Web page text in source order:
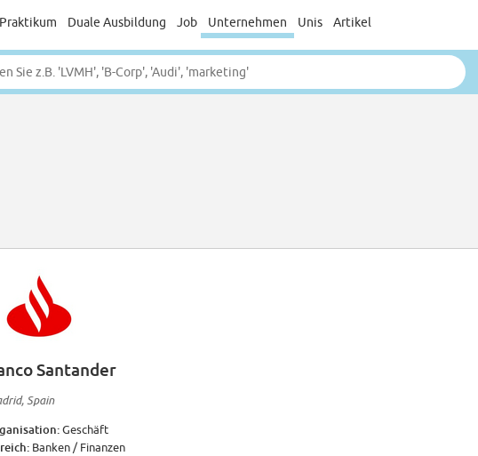
Praktikum Duale Ausbildung Job Unternehmen Unis Artikel
Santander
Spain
Geschäft
Banken / Finanzen